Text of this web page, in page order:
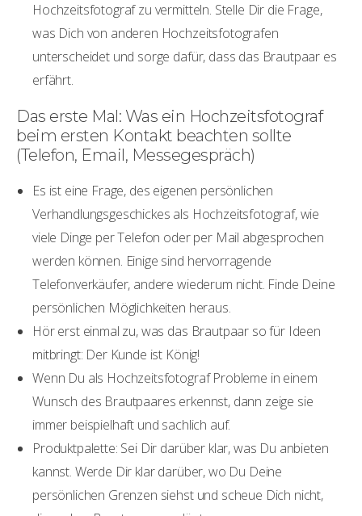
Hochzeitsfotograf zu vermitteln. Stelle Dir die Frage,
was Dich von anderen Hochzeitsfotografen
unterscheidet und sorge dafür, dass das Brautpaar es
erfährt.
Das erste Mal: Was ein Hochzeitsfotograf
beim ersten Kontakt beachten sollte
(Telefon, Email, Messegespräch)
Es ist eine Frage, des eigenen persönlichen
Verhandlungsgeschickes als Hochzeitsfotograf, wie
viele Dinge per Telefon oder per Mail abgesprochen
werden können. Einige sind hervorragende
Telefonverkäufer, andere wiederum nicht. Finde Deine
persönlichen Möglichkeiten heraus.
Hör erst einmal zu, was das Brautpaar so für Ideen
mitbringt: Der Kunde ist König!
Wenn Du als Hochzeitsfotograf Probleme in einem
Wunsch des Brautpaares erkennst, dann zeige sie
immer beispielhaft und sachlich auf.
Produktpalette: Sei Dir darüber klar, was Du anbieten
kannst. Werde Dir klar darüber, wo Du Deine
persönlichen Grenzen siehst und scheue Dich nicht,